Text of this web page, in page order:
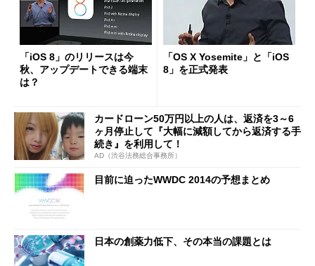
「iOS 8」のリリースは今
秋、アップデートできる端末
は？
「OS X Yosemite」と「iOS
8」を正式発表
カードローン50万円以上の人は、返済を3～6
ヶ月停止して『大幅に減額してから返済する手
続き』を利用して！
AD（渋谷法務総合事務所）
目前に迫ったWWDC 2014の予想まとめ
日本の創薬力低下、その本当の課題とは